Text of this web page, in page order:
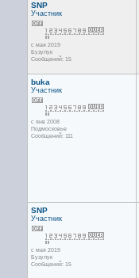
SNP
Участник
с мая 2019
Бузулук
Сообщений: 15
buka
Участник
с янв 2008
Подмосковье
Сообщений: 111
SNP
Участник
с мая 2019
Бузулук
Сообщений: 15